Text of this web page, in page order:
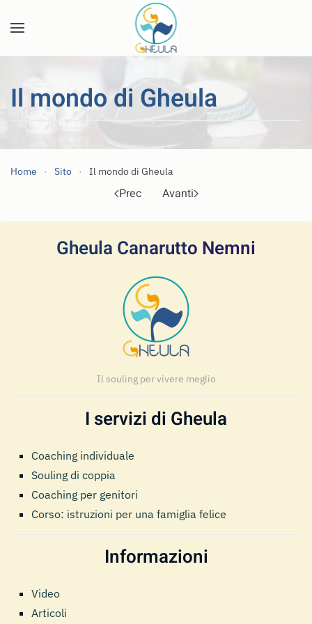
Il mondo di Gheula
Home Sito Il mondo di Gheula
Prec Avanti
Gheula Canarutto Nemni
Il souling per vivere meglio
I servizi di Gheula
Coaching individuale
Souling di coppia
Coaching per genitori
Corso: istruzioni per una famiglia felice
Informazioni
Video
Articoli